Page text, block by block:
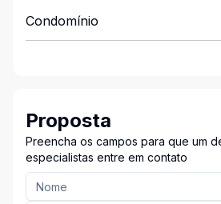
Condomínio
Proposta
Preencha os campos para que um
especialistas entre em contato